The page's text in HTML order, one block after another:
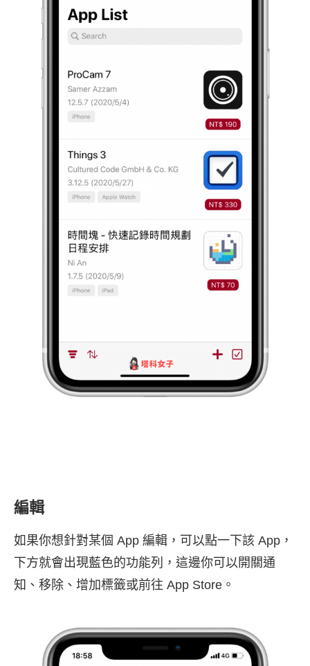
編輯
如果你想針對某個 App 編輯，可以點一下該 App，
下方就會出現藍色的功能列，這邊你可以開關通
知、移除、增加標籤或前往 App Store。